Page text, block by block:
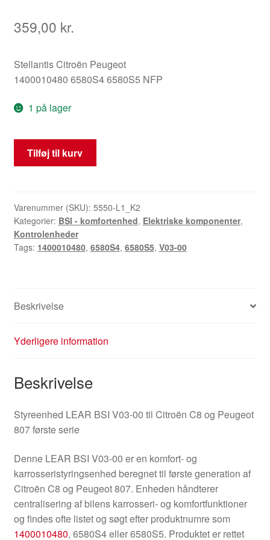
359,00 kr.
Stellantis Citroën Peugeot
1400010480 6580S4 6580S5 NFP
1 på lager
Styreenhed
ECU
V03-
00
Citroën
C8
6580S4
Tilføj til kurv
Varenummer (SKU): 5550-L1_K2
Kategorier: BSI - komfortenhed, Elektriske komponenter,
Kontrolenheder
Tags: 1400010480, 6580S4, 6580S5, V03-00
Beskrivelse
Yderligere information
Beskrivelse
Styreenhed LEAR BSI V03-00 til Citroën C8 og Peugeot
807 første serie
Denne LEAR BSI V03-00 er en komfort- og
karrosseristyringsenhed beregnet til første generation af
Citroën C8 og Peugeot 807. Enheden håndterer
centralisering af bilens karrosseri- og komfortfunktioner
og findes ofte listet og søgt efter produktnumre som
1400010480, 6580S4 eller 6580S5. Produktet er rettet